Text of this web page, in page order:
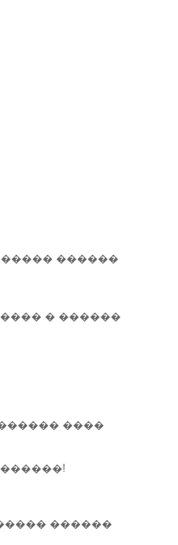
������
� ������
����
������